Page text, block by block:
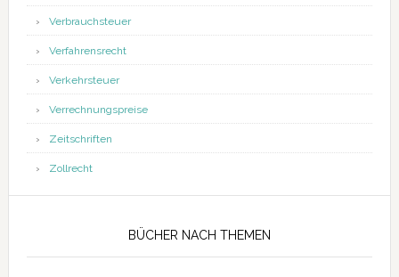
Verbrauchsteuer
Verfahrensrecht
Verkehrsteuer
Verrechnungspreise
Zeitschriften
Zollrecht
BÜCHER NACH THEMEN